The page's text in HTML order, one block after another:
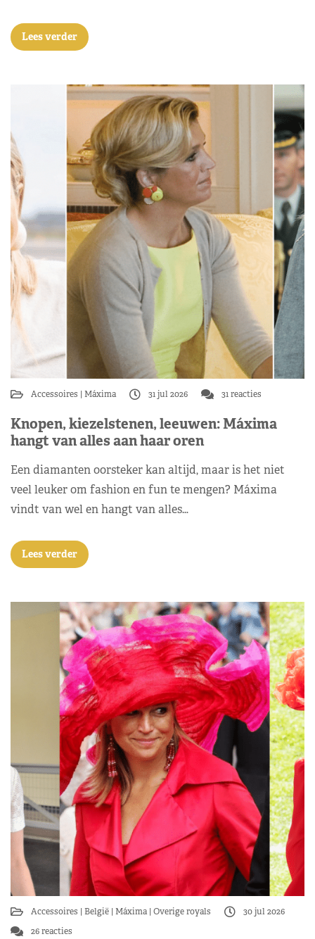
Lees verder
Accessoires Máxima 31 jul 2026 31 reacties
Knopen, kiezelstenen, leeuwen: Máxima
hangt van alles aan haar oren
Een diamanten oorsteker kan altijd, maar is het niet
veel leuker om fashion en fun te mengen? Máxima
vindt van wel en hangt van alles…
Lees verder
Accessoires België Máxima Overige royals
30 jul 2026
26 reacties